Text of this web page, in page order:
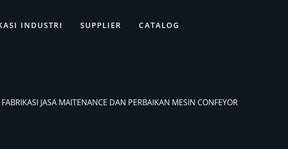
INDUSTRI SUPPLIER
CATALOG
FABRIKASI JASA MAITENANCE DAN PERBAIKAN MESIN CONFEYOR